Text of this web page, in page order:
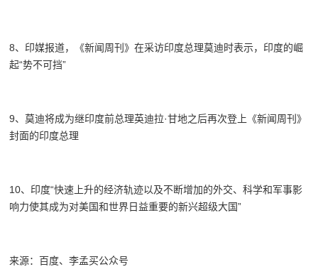
8、印媒报道，《新闻周刊》在采访印度总理莫迪时表示，印度的崛
起“势不可挡”
9、莫迪将成为继印度前总理英迪拉·甘地之后再次登上《新闻周刊》
封面的印度总理
10、印度“快速上升的经济轨迹以及不断增加的外交、科学和军事影
响力使其成为对美国和世界日益重要的新兴超级大国”
来源：百度、李孟买公众号